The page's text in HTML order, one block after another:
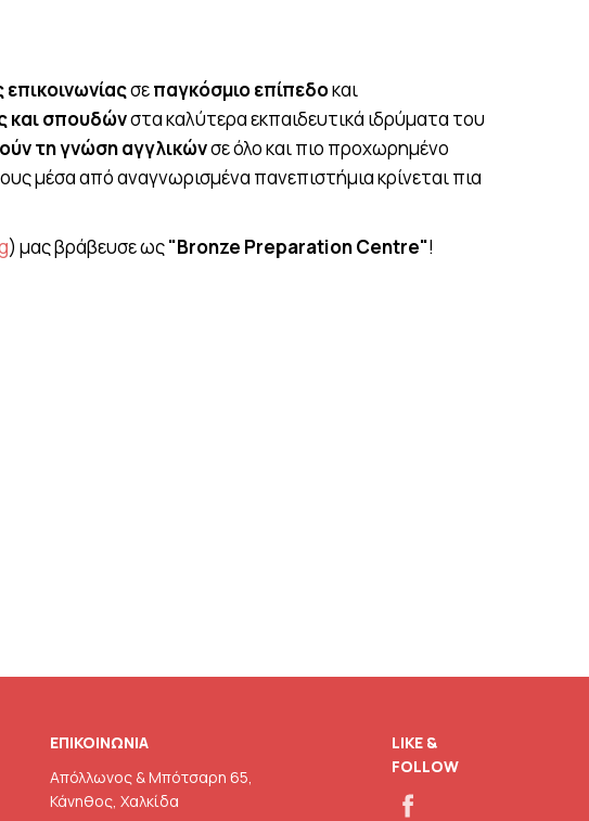
σεπαγκόσμιο επίπεδοκαι
και σπουδώνστα καλύτερα εκπαιδευτικά ιδρύματα του
τη γνώση αγγλικώνσε όλο και πιο προχωρημένο
μέσα από αναγνωρισμένα πανεπιστήμια κρίνεται πια
) μας βράβευσε ως"Bronze Preparation Centre"!
ΕΠΙΚΟΙΝΩΝΙΑ
Απόλλωνος & Mπότσαρη 65,
Κάνηθος, Χαλκίδα
LIKE &
FOLLOW
fb